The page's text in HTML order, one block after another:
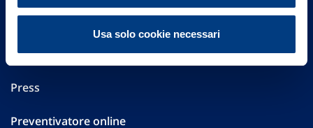
Usa solo cookie necessari
Sostenibilità
Performances
Press
Preventivatore online